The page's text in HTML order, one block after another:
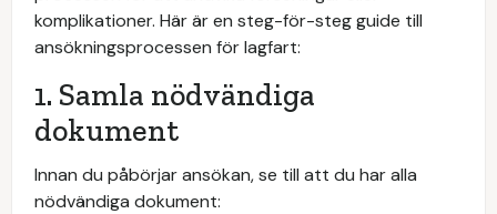
komplikationer. Här är en steg-för-steg guide till
ansökningsprocessen för lagfart:
1. Samla nödvändiga
dokument
Innan du påbörjar ansökan, se till att du har alla
nödvändiga dokument: